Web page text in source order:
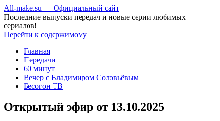
All-make.su — Официальный сайт
Последние выпуски передач и новые серии любимых
сериалов!
Перейти к содержимому
Главная
Передачи
60 минут
Вечер с Владимиром Соловьёвым
Бесогон ТВ
Открытый эфир от 13.10.2025